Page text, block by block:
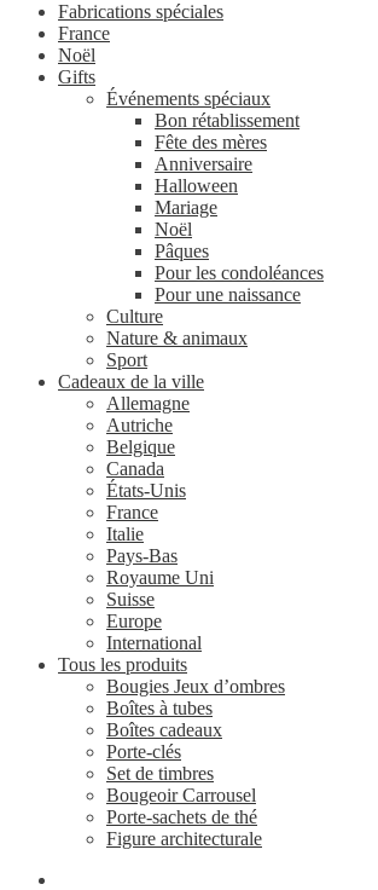
Fabrications spéciales
France
Noël
Gifts
Événements spéciaux
Bon rétablissement
Fête des mères
Anniversaire
Halloween
Mariage
Noël
Pâques
Pour les condoléances
Pour une naissance
Culture
Nature & animaux
Sport
Cadeaux de la ville
Allemagne
Autriche
Belgique
Canada
États-Unis
France
Italie
Pays-Bas
Royaume Uni
Suisse
Europe
International
Tous les produits
Bougies Jeux d’ombres
Boîtes à tubes
Boîtes cadeaux
Porte-clés
Set de timbres
Bougeoir Carrousel
Porte-sachets de thé
Figure architecturale